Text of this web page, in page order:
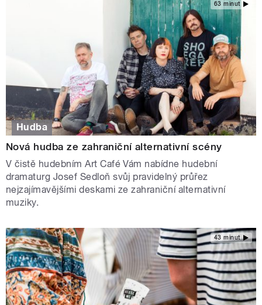
63 minut
Hudba
Nová hudba ze zahraniční alternativní scény
V čistě hudebním Art Café Vám nabídne hudební
dramaturg Josef Sedloň svůj pravidelný průřez
nejzajímavějšími deskami ze zahraniční alternativní
muziky.
43 minut